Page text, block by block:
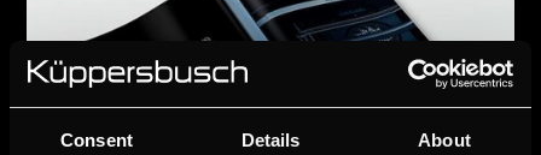
Consent Details About